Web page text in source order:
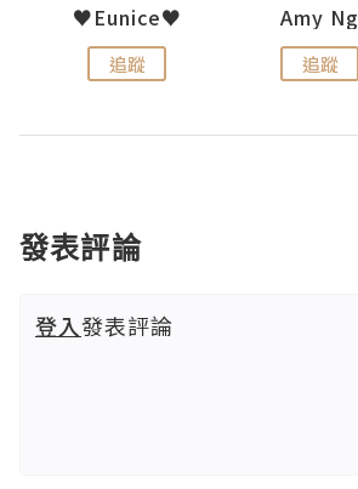
♥Eunice♥
追蹤
Amy Ng
追蹤
發表評論
登入發表評論